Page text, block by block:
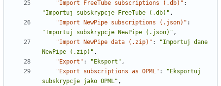
"Import FreeTube subscriptions (.db)" :
"Importuj subskrypcje FreeTube (.db)" ,
"Import NewPipe subscriptions (.json)" :
"Importuj subskrypcje NewPipe (.json)" ,
"Import NewPipe data (.zip)" :
"Importuj dane
NewPipe (.zip)" ,
"Export" : "Eksport" ,
"Export subscriptions as OPML" :
"Eksportuj
subskrypcje jako OPML" ,